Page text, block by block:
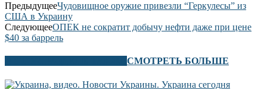
ПредыдущееЧудовищное оружие привезли “Геркулесы” из
США в Украину
СледующееОПЕК не сократит добычу нефти даже при цене
$40 за баррель
СМОТРЕТЬ БОЛЬШЕ